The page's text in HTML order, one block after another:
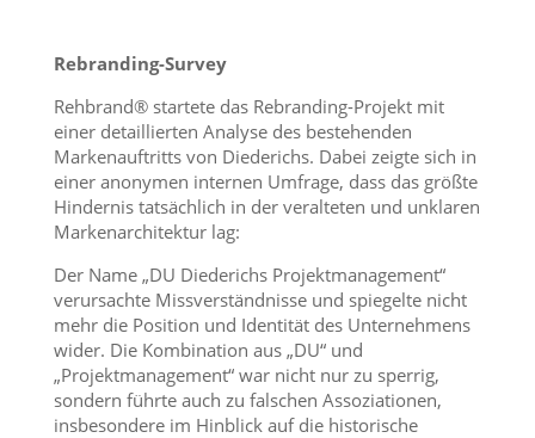
Rebranding-Survey
Rehbrand® startete das Rebranding-Projekt mit
einer detaillierten Analyse des bestehenden
Markenauftritts von Diederichs. Dabei zeigte sich in
einer anonymen internen Umfrage, dass das größte
Hindernis tatsächlich in der veralteten und unklaren
Markenarchitektur lag:
Der Name „DU Diederichs Projektmanagement“
verursachte Missverständnisse und spiegelte nicht
mehr die Position und Identität des Unternehmens
wider. Die Kombination aus „DU“ und
„Projektmanagement“ war nicht nur zu sperrig,
sondern führte auch zu falschen Assoziationen,
insbesondere im Hinblick auf die historische